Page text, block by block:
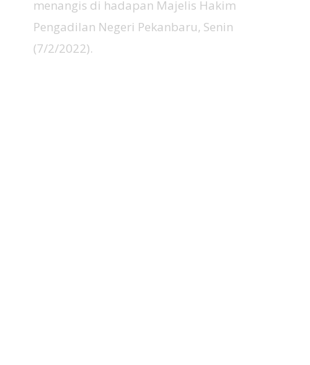
menangis di hadapan Majelis Hakim
Pengadilan Negeri Pekanbaru, Senin
(7/2/2022).